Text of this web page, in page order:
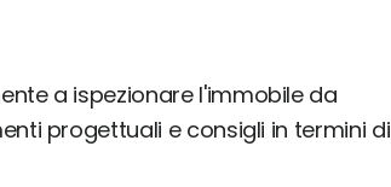
a ispezionare l'immobile da
progettuali e consigli in termini di